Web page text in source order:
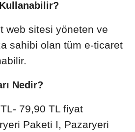
web sitesi yöneten ve
sahibi olan tüm e-ticaret
Nedir?
79,90 TL fiyat
Paketi I, Pazaryeri